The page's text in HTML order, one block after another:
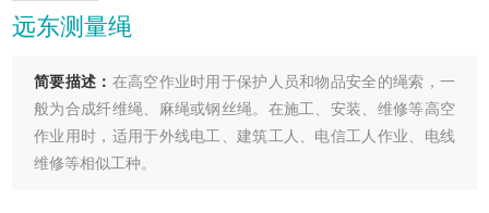
远东测量绳
简要描述： 在高空作业时用于保护人员和物品安全的绳索，一
般为合成纤维绳、麻绳或钢丝绳。在施工、安装、维修等高空
作业用时，适用于外线电工、建筑工人、电信工人作业、电线
维修等相似工种。